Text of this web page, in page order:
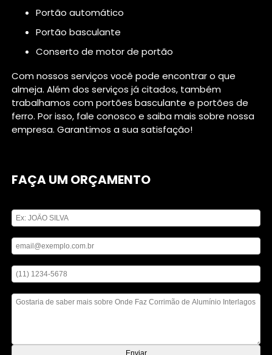
portão automático
portão basculante
conserto de motor de portão
Com nossos serviços você pode encontrar o que
almeja. Além dos serviços já citados, também
trabalhamos com portões basculante e portões de
ferro. Por isso, fale conosco e saiba mais sobre nossa
empresa. Garantimos a sua satisfação!
FAÇA UM ORÇAMENTO